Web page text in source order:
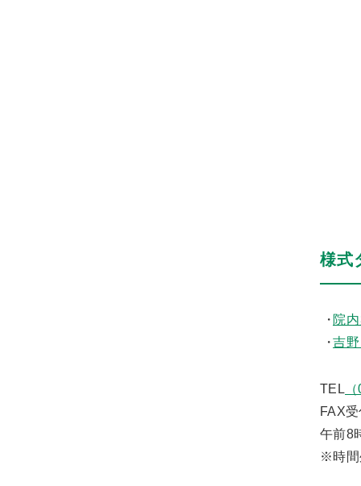
様式
院
吉
TEL（
FAX
午前8
※時間